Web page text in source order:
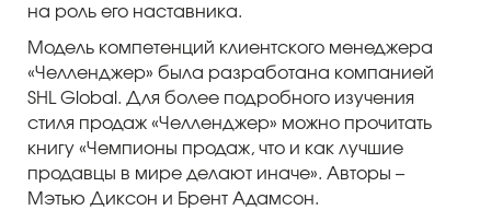
на роль его наставника.
Модель компетенций клиентского менеджера
«Челленджер» была разработана компанией
SHL Global. Для более подробного изучения
стиля продаж «Челленджер» можно прочитать
книгу «Чемпионы продаж, что и как лучшие
продавцы в мире делают иначе». Авторы –
Мэтью Диксон и Брент Адамсон.